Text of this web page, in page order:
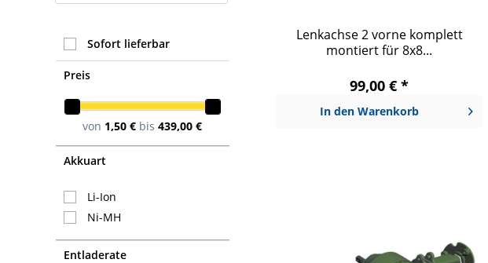
Sofort lieferbar
Preis
von 1,50 € bis439,00 €
Akkuart
Li-Ion
Ni-MH
Entladerate
Lenkachse 2 vorne komplett
montiert für 8x8...
99,00 € *
In den Warenkorb